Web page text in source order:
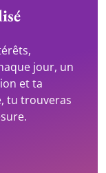
jour, un
et ta
tu trouveras